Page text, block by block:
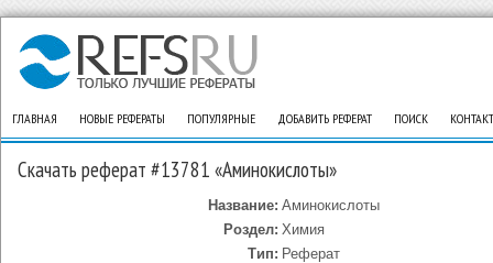
ГЛАВНАЯ НОВЫЕ РЕФЕРАТЫ ПОПУЛЯРНЫЕ ДОБАВИТЬ РЕФЕРАТ ПОИСК
Скачать реферат #13781 «Аминокислоты»
Название: Аминокислоты
Роздел: Химия
Тип: Реферат